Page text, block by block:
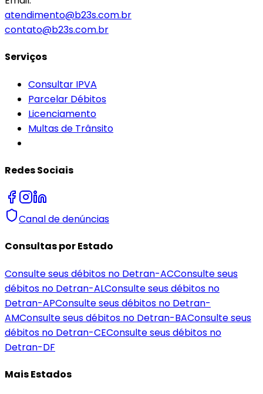
atendimento@b23s.com.br
contato@b23s.com.br
Serviços
Consultar IPVA
Parcelar Débitos
Licenciamento
Multas de Trânsito
Redes Sociais
Canal de denúncias
Consultas por Estado
Consulte seus débitos no Detran-ACConsulte seus
débitos no Detran-ALConsulte seus débitos no
Detran-APConsulte seus débitos no Detran-
AMConsulte seus débitos no Detran-BAConsulte seus
débitos no Detran-CEConsulte seus débitos no
Detran-DF
Mais Estados